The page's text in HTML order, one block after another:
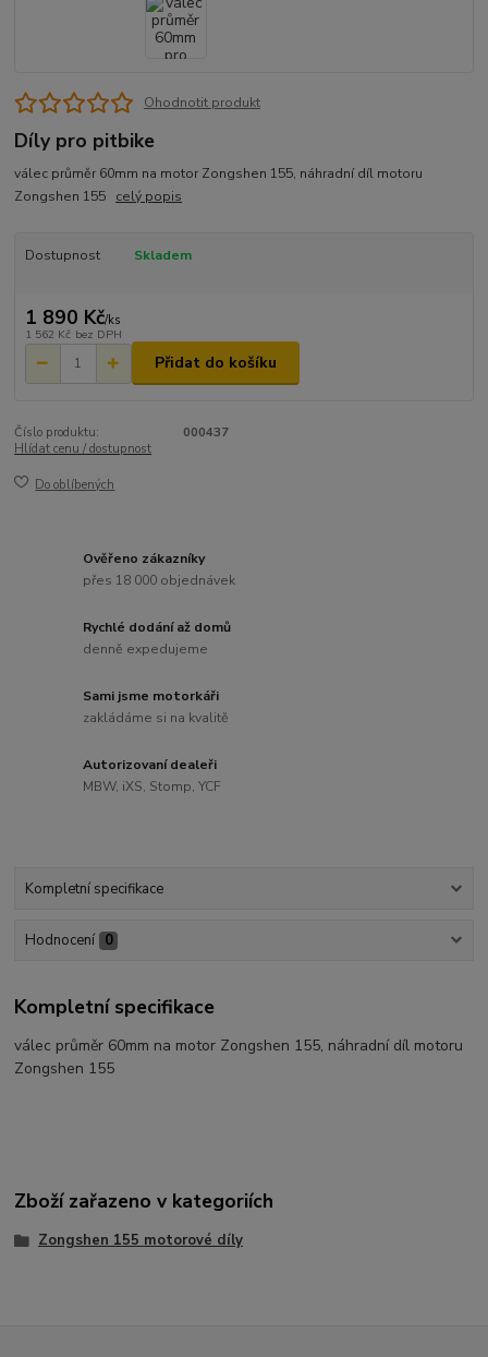
Ohodnotit produkt
Díly pro pitbike
válec průměr 60mm na motor Zongshen 155, náhradní díl motoru
Zongshen 155 celý popis
Dostupnost Skladem
1 890 Kč/ks
1 562 Kč bez DPH
Přidat do košíku
Číslo produktu:
000437
Hlídat cenu / dostupnost
Do oblíbených
Ověřeno zákazníky
přes 18 000 objednávek
Rychlé dodání až domů
denně expedujeme
Sami jsme motorkáři
zakládáme si na kvalitě
Autorizovaní dealeři
MBW, iXS, Stomp, YCF
Kompletní specifikace
Hodnocení 0
Kompletní specifikace
válec průměr 60mm na motor Zongshen 155, náhradní díl motoru
Zongshen 155
Zboží zařazeno v kategoriích
Zongshen 155 motorové díly